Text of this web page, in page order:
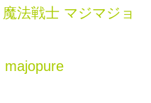
魔法戦士 マジマジョ
majopure